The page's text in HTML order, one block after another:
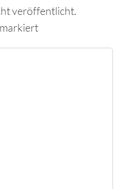
veröffentlicht.
markiert